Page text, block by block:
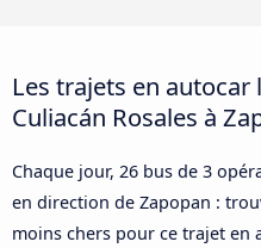
Les trajets en
Culiacán Rosales à
Chaque jour, 26 bus de 3
en direction de Zapopan :
moins chers pour ce trajet en